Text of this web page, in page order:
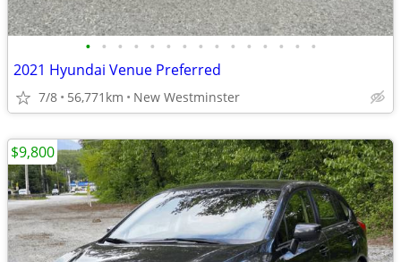
• • • • • • • • • • • • • • •
2021 Hyundai Venue Preferred
7/8 56,771km New Westminster
$9,800